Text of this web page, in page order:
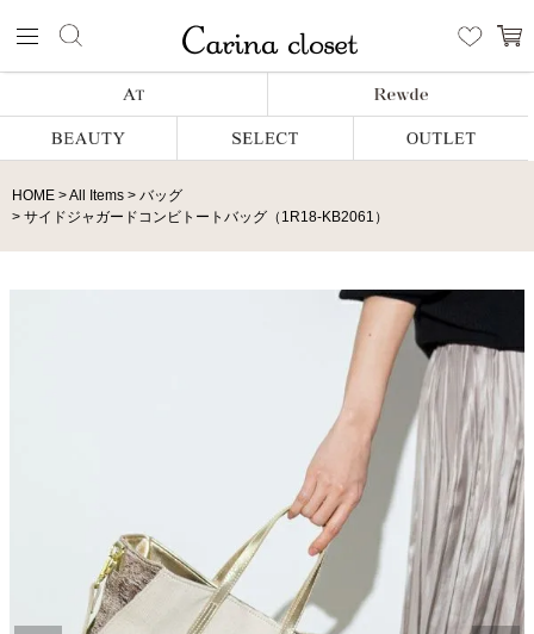
HOME All Items
バッグ
サイドジャガードコンビトートバッグ（1R18-KB2061）